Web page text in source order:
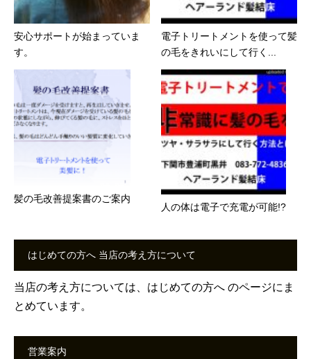
安心サポートが始まっていま
す。
電子トリートメントを使って髪
の毛をきれいにして行く...
髪の毛改善提案書のご案内
人の体は電子で充電が可能!?
はじめての方へ 当店の考え方について
当店の考え方については、 はじめての方へ のページにま
とめています。
営業案内